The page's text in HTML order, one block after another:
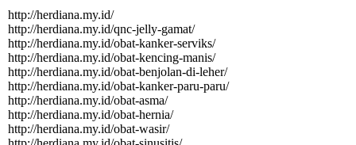
http://herdiana.my.id/
http:­//­herdiana.­my.­id/­qnc-­jelly-­gamat/­
http:­//­herdiana.­my.­id/­obat-­kanker-­serviks/­
http:­//­herdiana.­my.­id/­obat-­kencing-­manis/­
http:­//­herdiana.­my.­id/­obat-­benjolan-­di-­leher/­
http:­//­herdiana.­my.­id/­obat-­kanker-­paru-­paru/­
http:­//­herdiana.­my.­id/­obat-­asma/­
http:­//­herdiana.­my.­id/­obat-­hernia/­
http:­//­herdiana.­my.­id/­obat-­wasir/­